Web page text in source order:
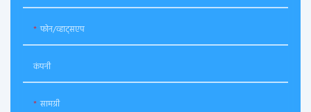
फोन/व्हाट्सएप
कंपनी
सामग्री